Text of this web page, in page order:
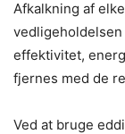
Afkalkning af
vedligeholdelsen
effektivitet,
fjernes med de
Ved at bruge